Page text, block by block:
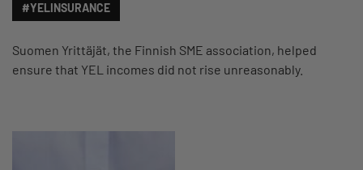
#YELINSURANCE
Suomen Yrittäjät, the Finnish SME association, helped
ensure that YEL incomes did not rise unreasonably.